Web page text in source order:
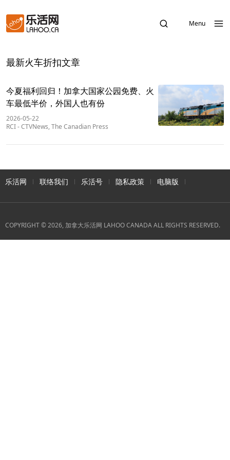
Menu
最新火车折扣文章
今夏福利回归！加拿大国家公园免费、火
车最低半价，外国人也有份
2026-05-22
RCI-CTVNews, The Canadian Press
乐活网 联络我们 乐活号 隐私政策 电脑版
COPYRIGHT © 2026, 加拿大乐活网 LAHOO CANADA ALL RIGHTS RESERVED.